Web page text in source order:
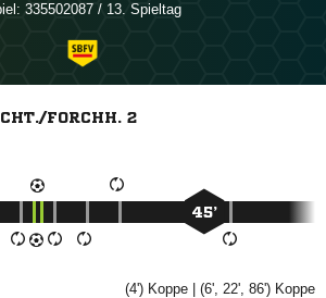
335502087 / 13. Spieltag
FORCHH. 2
45’
(4')  | (6', 22', 86') 